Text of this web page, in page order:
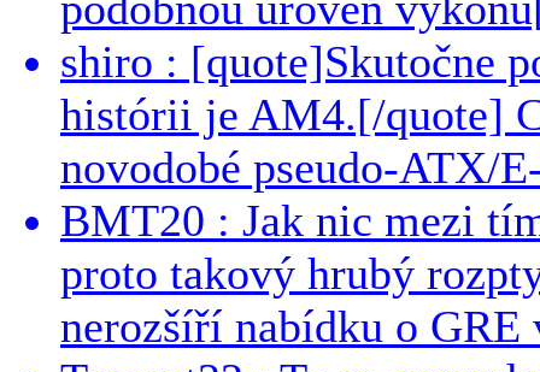
shiro : [quote]Skutočne
histórii je AM4.[/quote]
novodobé pseudo-ATX/
BMT20 : Jak nic mezi
proto takový hrubý
nerozšíří nabídku o GRE